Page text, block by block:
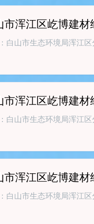
市浑江区屹博建
白山市生态环境局浑江区
市浑江区屹博建
白山市生态环境局浑江区
市浑江区屹博建
白山市生态环境局浑江区